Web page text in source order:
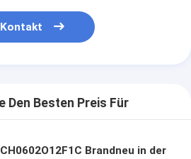
Kontakt
Den Besten Preis Für
Brandneu in der